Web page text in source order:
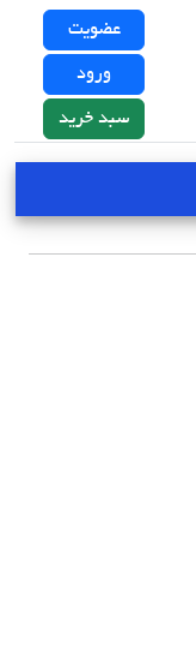
عضویت
ورود
سبد خرید